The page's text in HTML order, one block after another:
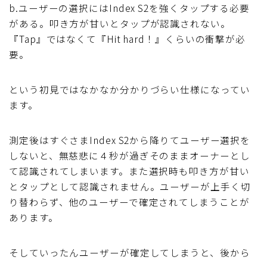
b.ユーザーの選択にはIndex S2を強くタップする必要
がある。叩き方が甘いとタップが認識されない。
『Tap』ではなくて『Hit hard！』くらいの衝撃が必
要。
という初見ではなかなか分かりづらい仕様になってい
ます。
測定後はすぐさまIndex S2から降りてユーザー選択を
しないと、無慈悲に４秒が過ぎそのままオーナーとし
て認識されてしまいます。また選択時も叩き方が甘い
とタップとして認識されません。ユーザーが上手く切
り替わらず、他のユーザーで確定されてしまうことが
あります。
そしていったんユーザーが確定してしまうと、後から